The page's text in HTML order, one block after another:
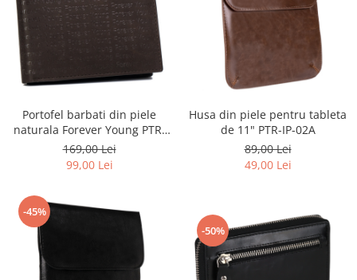
Portofel barbati din piele
naturala Forever Young PTR-
701-SPG
169,00 Lei
99,00 Lei
Husa din piele pentru tableta
de 11" PTR-IP-02A
89,00 Lei
49,00 Lei
-45%
-50%